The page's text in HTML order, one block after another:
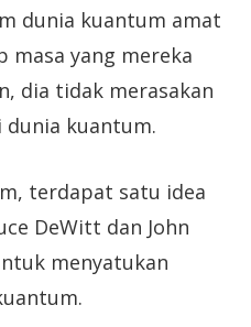
dunia kuantum amat
masa yang mereka
dia tidak merasakan
kuantum.
terdapat satu idea
DeWitt dan John
menyatukan